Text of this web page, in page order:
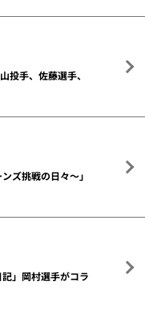
投手、佐藤選手、
ズ挑戦の日々～」
」岡村選手がコラ